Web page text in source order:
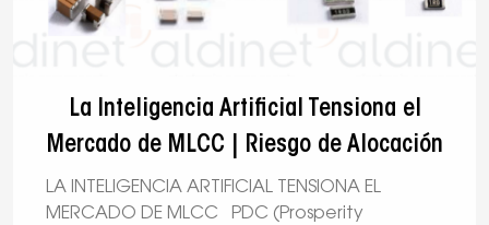
La Inteligencia Artificial Tensiona el
Mercado de MLCC | Riesgo de Alocación
LA INTELIGENCIA ARTIFICIAL TENSIONA EL
MERCADO DE MLCC PDC (Prosperity